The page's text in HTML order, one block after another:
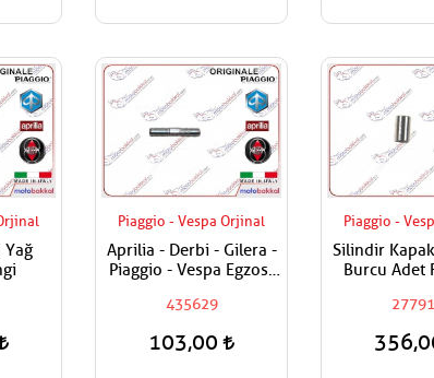
Yağ
Piaggio - Vespa Orjinal
Aprilia - Derbi - Gilera -
Piaggio - Vespa Egzost
Adet Fiyatıdır
435629
103,00
Piaggio -
Silindir
Burcu Adet